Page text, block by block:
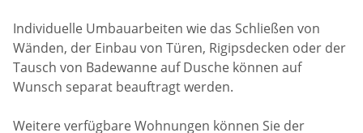
Individuelle Umbauarbeiten wie das Schließen von
Wänden, der Einbau von Türen, Rigipsdecken oder der
Tausch von Badewanne auf Dusche können auf
Wunsch separat beauftragt werden.
Weitere verfügbare Wohnungen können Sie der